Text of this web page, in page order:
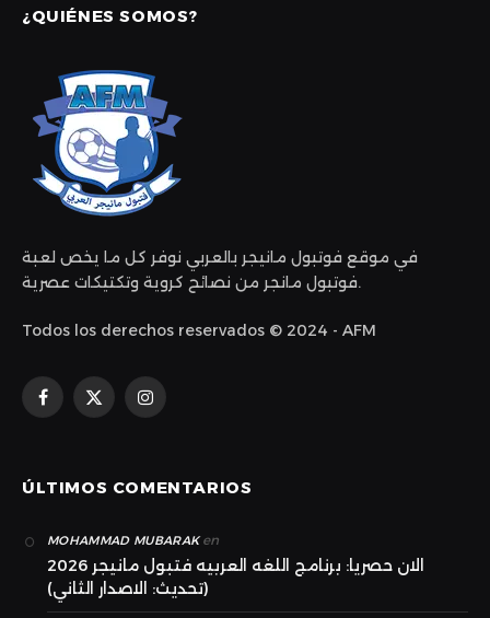
¿QUIÉNES SOMOS?
في موقع فوتبول مانيجر بالعربي نوفر كل ما يخص لعبة
فوتبول مانجر من نصائح كروية وتكتيكات عصرية.
Todos los derechos reservados © 2024 - AFM
Facebook
X
Instagram
ÚLTIMOS COMENTARIOS
MOHAMMAD MUBARAKen
الان حصريا: برنامج اللغه العربيه فتبول مانيجر 2026
(تحديث: الاصدار الثاني)